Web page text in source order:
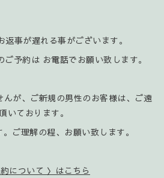
返事が遅れる事がございます。
予約は お電話でお願い致します。
んが、ご新規の男性のお客様は、ご遠
いております。
ご理解の程、お願い致します。
約について 〉はこちら